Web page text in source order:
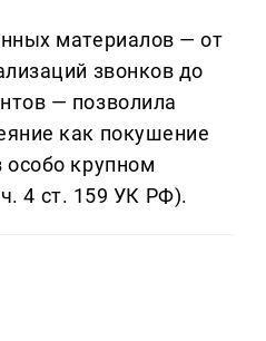
материалов — от
звонков до
— позволила
как покушение
крупном
4 ст. 159 УК РФ).